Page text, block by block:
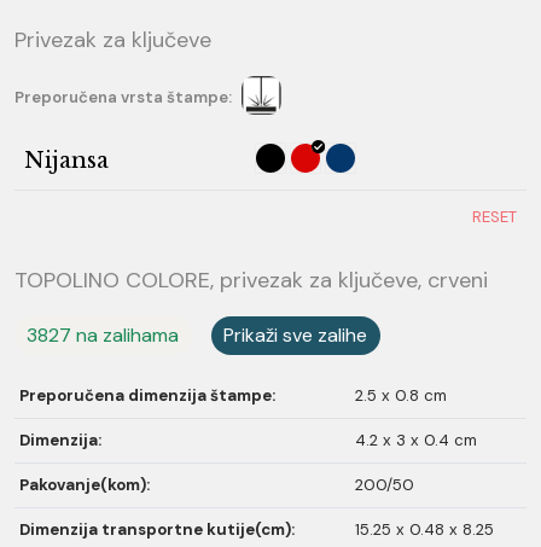
Privezak za ključeve
Preporučena vrsta štampe:
Nijansa
RESET
TOPOLINO COLORE, privezak za ključeve, crveni
3827 na zalihama Prikaži sve zalihe
Preporučena dimenzija štampe: 2.5 x 0.8 cm
Dimenzija: 4.2 x 3 x 0.4 cm
Pakovanje(kom): 200/50
Dimenzija transportne kutije(cm): 15.25 x 0.48 x 8.25